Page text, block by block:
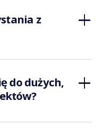
z
do dużych,